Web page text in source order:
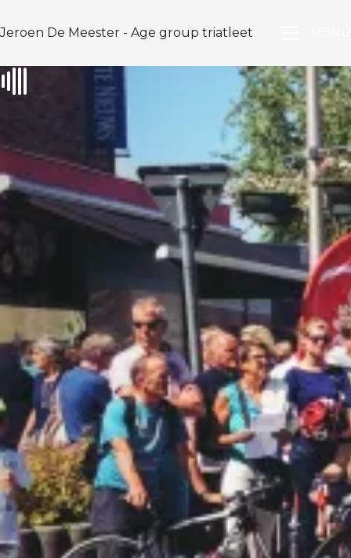
Jeroen De Meester - Age group triatleet